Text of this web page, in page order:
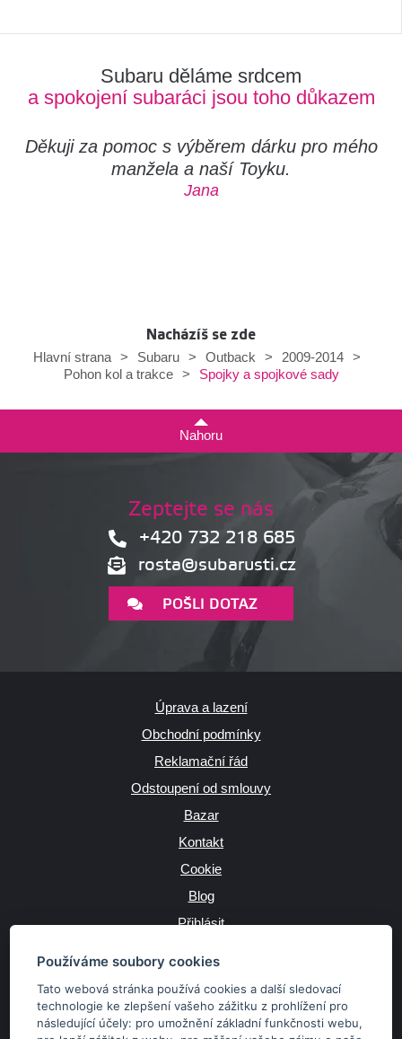
Používáme soubory cookies
Tato webová stránka používá cookies a další sledovací
technologie ke zlepšení vašeho zážitku z prohlížení pro
následující účely: pro umožnění základní funkčnosti webu,
Subaru děláme srdcem
a spokojení subaráci jsou toho důkazem
Děkuji za pomoc s výběrem dárku pro mého
manžela a naší Toyku.
Jana
Nacházíš se zde
Hlavní strana
> Subaru > Outback > 2009-2014
>
Pohon kol a trakce
> Spojky a spojkové sady
Nahoru
Zeptejte se nás
+420 732 218 685
rosta@subarusti.cz
POŠLI DOTAZ
Úprava a lazení
Obchodní podmínky
Reklamační řád
Odstoupení od smlouvy
Bazar
Kontakt
Cookie
Blog
Přihlásit
JAZYK